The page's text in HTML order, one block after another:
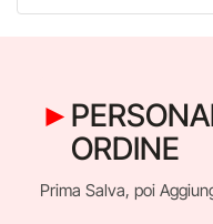
ORDINE
Prima Salva, poi